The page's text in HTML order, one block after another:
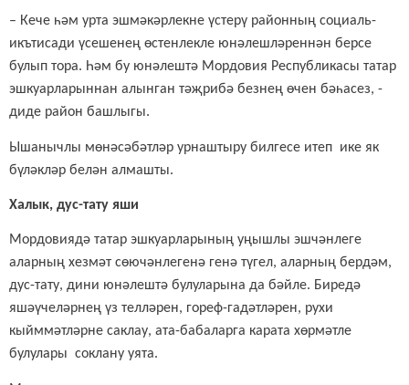
– Кече һәм урта эшмәкәрлекне үстерү районның социаль-
икътисади үсешенең өстенлекле юнәлешләреннән берсе
булып тора. Һәм бу юнәлештә Мордовия Республикасы татар
эшкуарларыннан алынган тәҗрибә безнең өчен бәһасез, -
диде район башлыгы.
Ышанычлы мөнәсәбәтләр урнаштыру билгесе итеп ике як
бүләкләр белән алмашты.
Халык, дус-тату яши
Мордовиядә татар эшкуарларының уңышлы эшчәнлеге
аларның хезмәт сөючәнлегенә генә түгел, аларның бердәм,
дус-тату, дини юнәлештә булуларына да бәйле. Биредә
яшәүчеләрнең үз телләрен, гореф-гадәтләрен, рухи
кыйммәтләрне саклау, ата-бабаларга карата хөрмәтле
булулары соклану уята.